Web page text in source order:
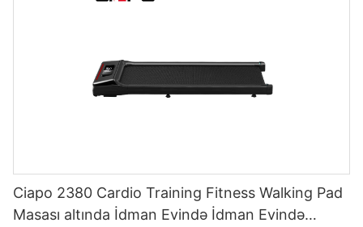
Ciapo 2380 Cardio Training Fitness Walking Pad
Masası altında İdman Evində İdman Evində